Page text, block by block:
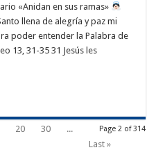
«Anidan en sus ramas»
llena de alegría y paz mi
poder entender la Palabra de
13, 31-35 31 Jesús les
Page 2 of 314
20 30
...
Last »